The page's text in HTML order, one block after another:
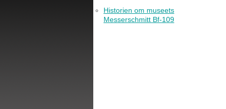
Historien om museets
Messerschmitt Bf-109